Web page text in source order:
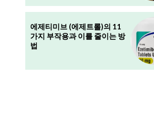
에제티미브 (에제트롤)의 11
가지 부작용과 이를 줄이는 방
법